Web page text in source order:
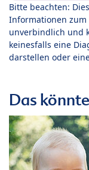
Bitte beachten:
Informationen zum
unverbindlich und
keinesfalls eine
darstellen oder
Das